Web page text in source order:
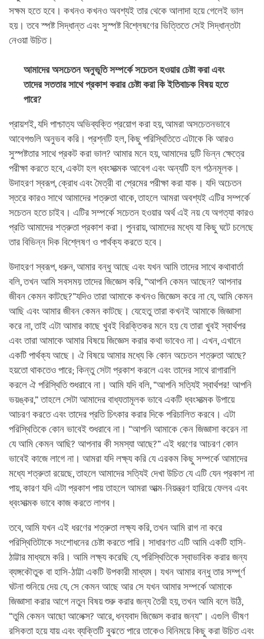
সক্ষম হতে হবে। কখনও কখনও অবশ্যই তার থেকে আলাদা হয়ে গেলেই ভাল
হয়। তবে স্পষ্ট সিদ্ধান্ত এবং সুস্পষ্ট বিশ্লেষণের ভিত্তিতে সেই সিদ্ধান্তটা
নেওয়া উচিত।
আমাদের অসচেতন অনুভূতি সম্পর্কে সচেতন হওয়ার চেষ্টা করা এবং
তাদের সততার সাথে প্রকাশ করার চেষ্টা করা কি ইতিবাচক বিষয় হতে
পারে?
প্রায়শই, যদি পাশ্চাত্য অভিব্যক্তি প্রয়োগ করা হয়, আমরা অসচেতনভাবে
আবেগগুলি অনুভব করি। প্রশ্নটি হল, কিছু পরিস্থিতিতে এটাকে কি আরও
সুস্পষ্টতার সাথে প্রকট করা ভাল? আমার মনে হয়, আমাদের দুটি ভিন্ন ক্ষেত্রে
পরীক্ষা করতে হবে, একটা হল ধ্বংসাত্মক আবেগ এবং অন্যটি হল গঠনমূলক।
উদাহরণ স্বরূপ, ক্রোধ এবং মৈত্রী বা প্রেমের পরীক্ষা করা যাক। যদি অচেতন
স্তরে কারও সাথে আমাদের শত্রুতা থাকে, তাহলে আমরা অবশ্যই এটির সম্পর্কে
সচেতন হতে চাইব। এটির সম্পর্কে সচেতন হওয়ার অর্থ এই নয় যে অগত্যা কারও
প্রতি আমাদের শত্রুতা প্রকাশ করা। পুনরায়, আমাদের মধ্যে যা কিছু ঘটে চলেছে
তার বিভিন্ন দিক বিশ্লেষণ ও পার্থক্য করতে হবে।
উদাহরণ স্বরূপ, ধরুন, আমার বন্ধু আছে এবং যখন আমি তাদের সাথে কথাবার্তা
বলি, তখন আমি সবসময় তাদের জিজ্ঞেস করি, “আপনি কেমন আছেন? আপনার
জীবন কেমন কাটছে?”যদিও তারা আমাকে কখনও জিজ্ঞেস করে না যে, আমি কেমন
আছি এবং আমার জীবন কেমন কাটছে। যেহেতু তারা কখনই আমাকে জিজ্ঞাসা
করে না, তাই এটা আমার কাছে খুবই বিরক্তিকর মনে হয় যে তারা খুবই স্বার্থপর
এবং তারা আমাকে আমার বিষয়ে জিজ্ঞেস করার কথা ভাবেও না। এখন, এখানে
একটি পার্থক্য আছে। ঐ বিষয়ে আমার মধ্যে কি কোন অচেতন শত্রুতা আছে?
হয়তো থাকতেও পারে; কিন্তু সেটা প্রকাশ করলে এবং তাদের সাথে রাগারাগি
করলে ঐ পরিস্থিতি শুধরাবে না। আমি যদি বলি, “আপনি সত্যিই স্বার্থপর! আপনি
ভয়ঙ্কর,” তাহলে সেটা আমাদের বাধ্যতামূলক ভাবে একটি ধ্বংসাত্মক উপায়ে
আচরণ করতে এবং তাদের প্রতি চিৎকার করার দিকে পরিচালিত করবে। এটা
পরিস্থিতিকে কোন ভাবেই শুধরাবে না। “আপনি আমাকে কেন জিজ্ঞাসা করেন না
যে আমি কেমন আছি? আপনার কী সমস্যা আছে?” এই ধরণের আচরণ কোন
ভাবেই কাজে লাগে না। আমরা যদি লক্ষ্য করি যে এরকম কিছু সম্পর্কে আমাদের
মধ্যে শত্রুতা রয়েছে, তাহলে আমাদের সত্যিই দেখা উচিত যে এটি যেন প্রকাশ না
পায়, কারণ যদি এটা প্রকাশ পায় তাহলে আমরা আত্ম-নিয়ন্ত্রণ হারিয়ে ফেলব এবং
ধ্বংসাত্মক ভাবে কাজ করতে লাগব।
তবে, আমি যখন এই ধরণের শত্রুতা লক্ষ্য করি, তখন আমি রাগ না করে
পরিস্থিতিটাকে সংশোধনের চেষ্টা করতে পারি। সাধারণত এটি আমি একটি হাসি-
ঠাট্টার মাধ্যমে করি। আমি লক্ষ্য করেছি যে, পরিস্থিতিকে স্বাভাবিক করার জন্য
ব্যঙ্গকৌতুক বা হাসি-ঠাট্টা একটি উপকারী মাধ্যম। যখন আমার বন্ধু তার সম্পূর্ণ
ঘটনা শুনিয়ে দেয় যে, সে কেমন আছে আর সে যখন আমার সম্পর্কে আমাকে
জিজ্ঞাসা করার আগে নতুন বিষয় শুরু করার জন্য তৈরী হয়, তখন আমি বলে উঠি,
“তুমি কেমন আছো আলেক্স? আরে, ধন্যবাদ জিজ্ঞেস করার জন্য”। এগুলি ভীষণ
রসিকতা হয়ে যায় এবং ব্যক্তিটি বুঝতে পারে তাকেও বিনিময়ে কিছু করা উচিত এবং